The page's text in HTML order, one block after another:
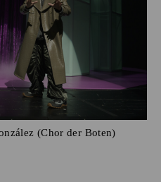
(Chor der Boten)